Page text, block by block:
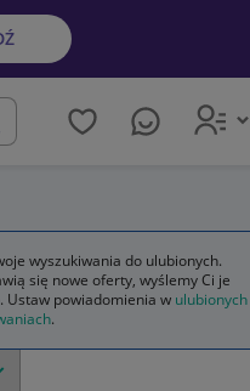
wyszukiwania do ulubionych.
się nowe oferty, wyślemy Ci je
Ustaw powiadomienia w ulubionych
.